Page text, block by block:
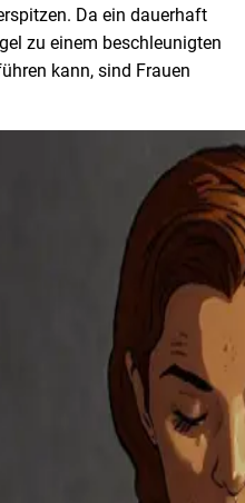
Da ein dauerhaft
zu einem beschleunigten
kann, sind Frauen